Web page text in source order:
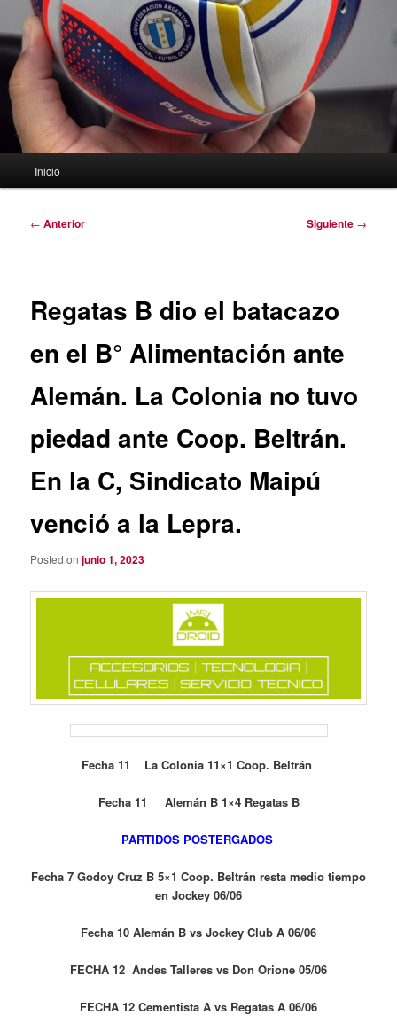
Inicio
Navegación
← Anterior Siguiente →
Regatas B dio el batacazo
en el B° Alimentación ante
Alemán. La Colonia no tuvo
piedad ante Coop. Beltrán.
En la C, Sindicato Maipú
venció a la Lepra.
Posted onjunio 1, 2023
Fecha 11 La Colonia 11×1 Coop. Beltrán
Fecha 11 Alemán B 1×4 Regatas B
PARTIDOS POSTERGADOS
Fecha 7 Godoy Cruz B 5×1 Coop. Beltrán resta medio tiempo
en Jockey 06/06
Fecha 10 Alemán B vs Jockey Club A 06/06
FECHA 12 Andes Talleres vs Don Orione 05/06
FECHA 12 Cementista A vs Regatas A 06/06